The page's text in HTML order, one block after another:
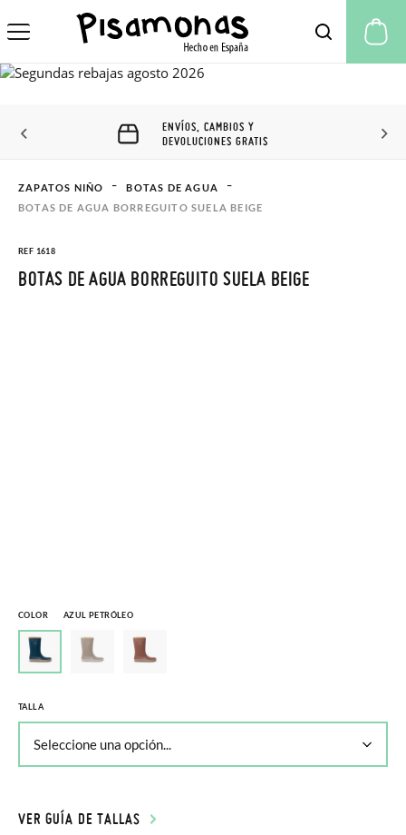
ENVÍOS, CAMBIOS Y
DEVOLUCIONES GRATIS
ZAPATOS NIÑO
BOTAS DE AGUA
BOTAS DE AGUA BORREGUITO SUELA BEIGE
REF 1618
BOTAS DE AGUA BORREGUITO SUELA BEIGE
COLOR AZUL PETRÓLEO
TALLA
VER GUÍA DE TALLAS